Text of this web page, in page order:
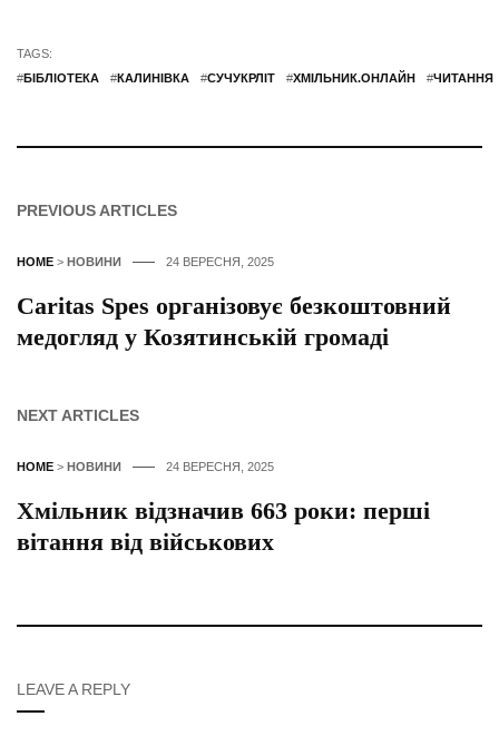
TAGS:
#БІБЛІОТЕКА #КАЛИНІВКА #СУЧУКРЛІТ #ХМІЛЬНИК.ОНЛАЙН #ЧИТАННЯ
PREVIOUS ARTICLES
HOME > НОВИНИ 24 ВЕРЕСНЯ, 2025
Caritas Spes організовує безкоштовний
медогляд у Козятинській громаді
NEXT ARTICLES
HOME > НОВИНИ 24 ВЕРЕСНЯ, 2025
Хмільник відзначив 663 роки: перші
вітання від військових
LEAVE A REPLY